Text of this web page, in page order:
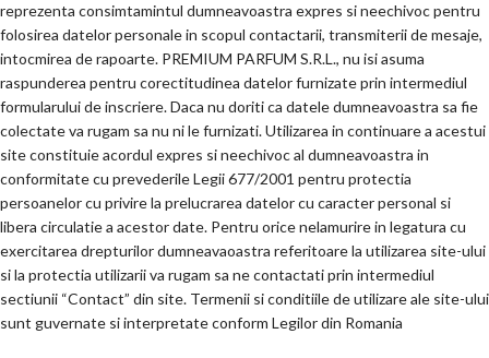
reprezenta consimtamintul dumneavoastra expres si neechivoc pentru
folosirea datelor personale in scopul contactarii, transmiterii de mesaje,
intocmirea de rapoarte. PREMIUM PARFUM S.R.L., nu isi asuma
raspunderea pentru corectitudinea datelor furnizate prin intermediul
formularului de inscriere. Daca nu doriti ca datele dumneavoastra sa fie
colectate va rugam sa nu ni le furnizati. Utilizarea in continuare a acestui
site constituie acordul expres si neechivoc al dumneavoastra in
conformitate cu prevederile Legii 677/2001 pentru protectia
persoanelor cu privire la prelucrarea datelor cu caracter personal si
libera circulatie a acestor date. Pentru orice nelamurire in legatura cu
exercitarea drepturilor dumneavaoastra referitoare la utilizarea site-ului
si la protectia utilizarii va rugam sa ne contactati prin intermediul
sectiunii “Contact” din site. Termenii si conditiile de utilizare ale site-ului
sunt guvernate si interpretate conform Legilor din Romania